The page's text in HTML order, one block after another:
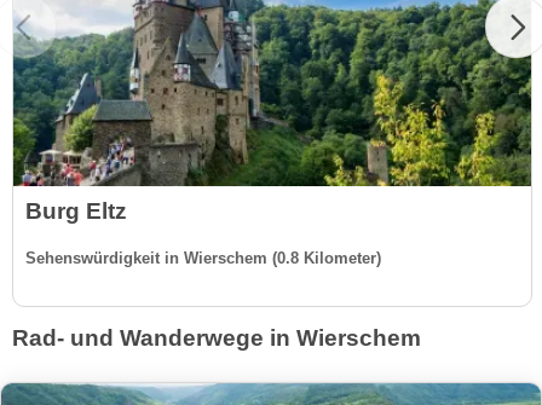
Burg Eltz
Sehenswürdigkeit in Wierschem (0.8 Kilometer)
Rad- und Wanderwege in Wierschem